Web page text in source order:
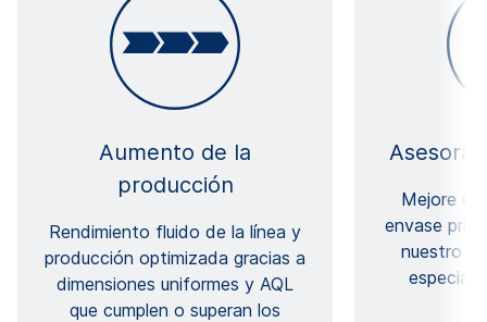
Aumento de la
producción
Rendimiento fluido de la línea y
producción optimizada gracias a
dimensiones uniformes y AQL
que cumplen o superan los
Mejore el
envase
nuestro